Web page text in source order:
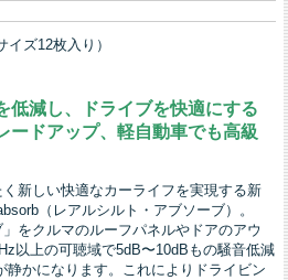
ズ12枚入り）
低減し、ドライブを快適にする
ードアップ、軽自動車でも高級
新しい快適なカーライフを実現する新
（レアルシルト・アブソーブ）。
」をクルマのルーフパネルやドアのアウ
以上の可聴域で5dB〜10dBもの騒音低減
静かになります。これによりドライビン